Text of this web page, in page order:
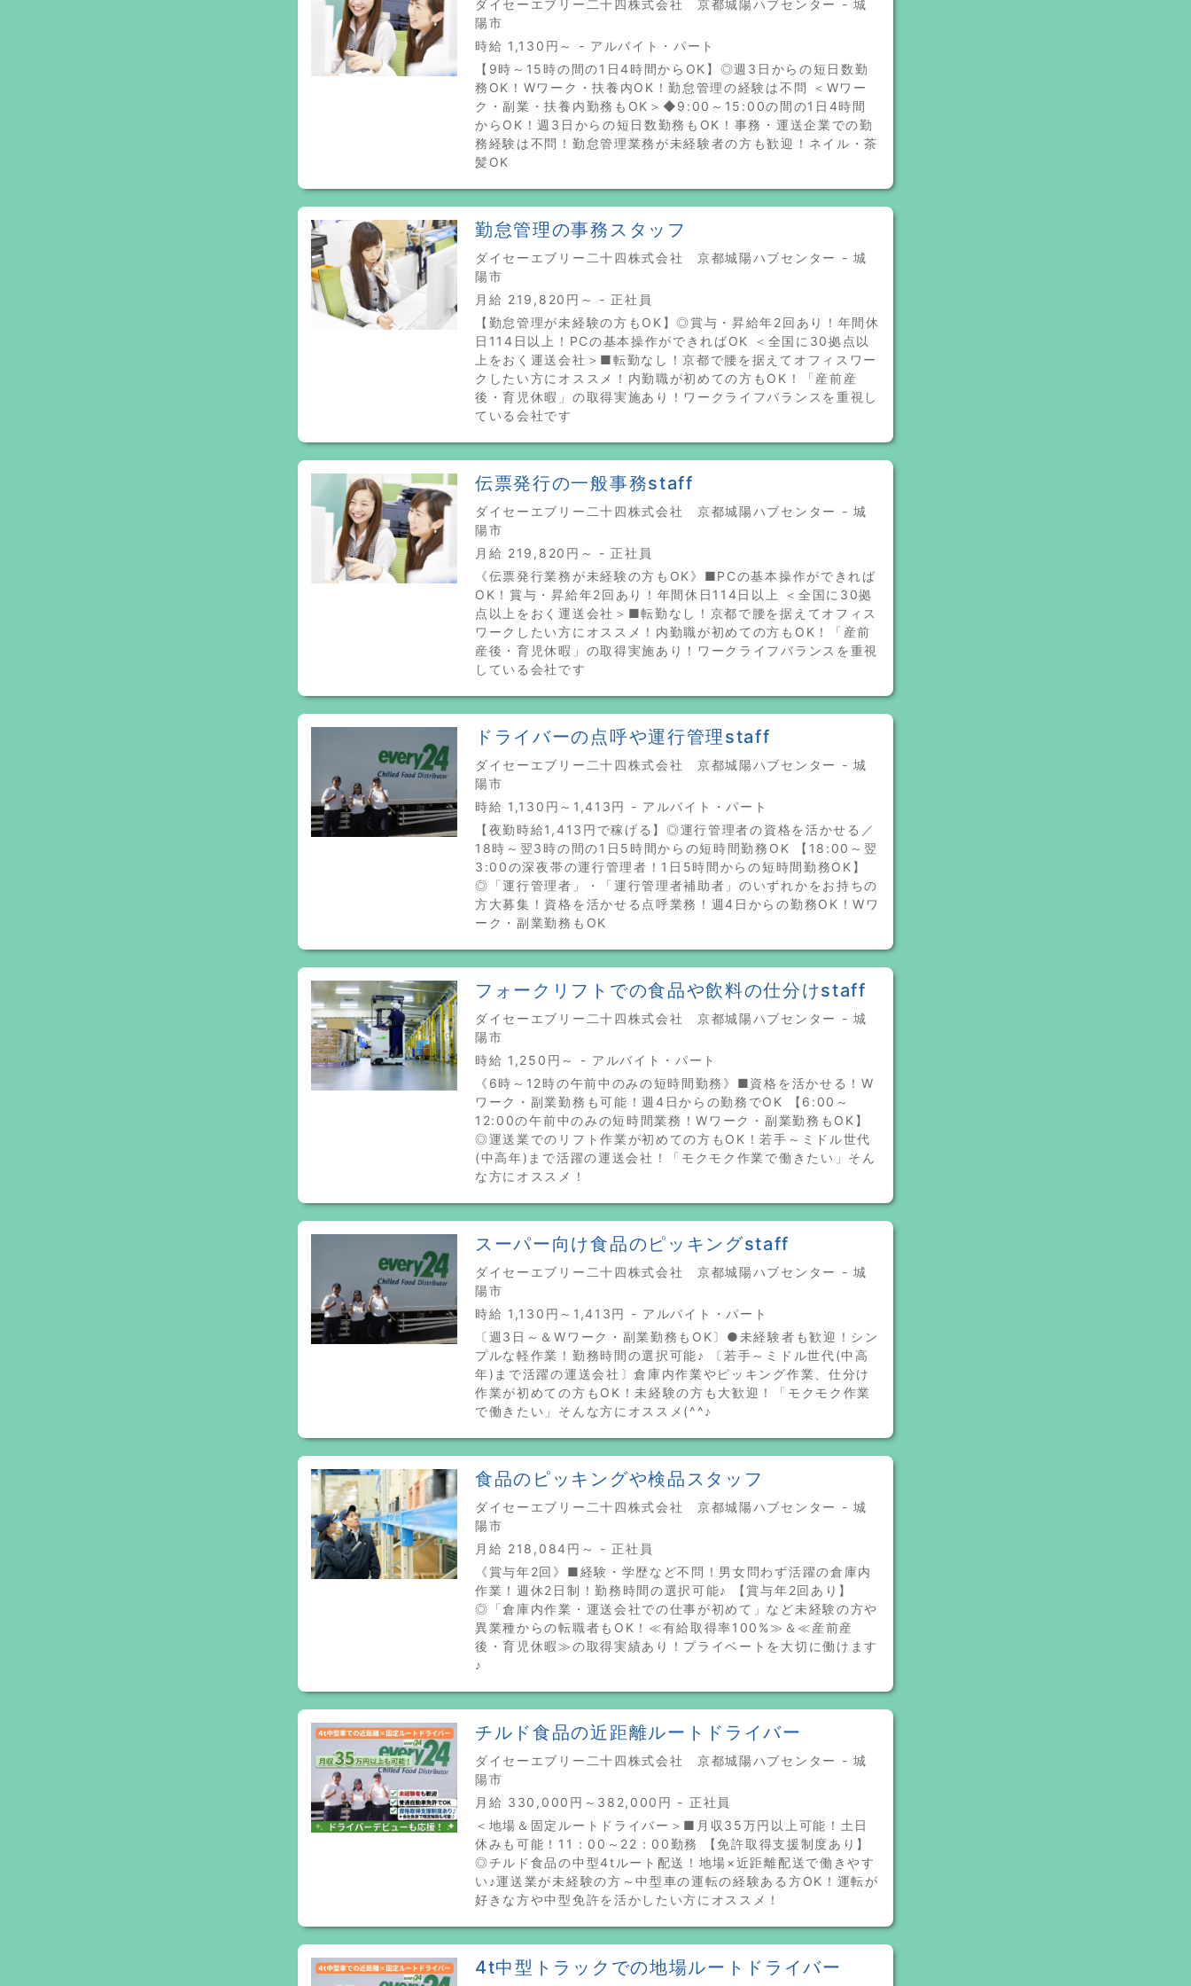
ダイセーエブリー二十四株式会社 京都城陽ハブセンター - 城
陽市
時給 1,130円～ - アルバイト・パート
【9時～15時の間の1日4時間からOK】◎週3日からの短日数勤
務OK！Wワーク・扶養内OK！勤怠管理の経験は不問 ＜Wワー
ク・副業・扶養内勤務もOK＞◆9:00～15:00の間の1日4時間
からOK！週3日からの短日数勤務もOK！事務・運送企業での勤
務経験は不問！勤怠管理業務が未経験者の方も歓迎！ネイル・茶
髪OK
勤怠管理の事務スタッフ
ダイセーエブリー二十四株式会社 京都城陽ハブセンター - 城
陽市
月給 219,820円～ - 正社員
【勤怠管理が未経験の方もOK】◎賞与・昇給年2回あり！年間休
日114日以上！PCの基本操作ができればOK ＜全国に30拠点以
上をおく運送会社＞■転勤なし！京都で腰を据えてオフィスワー
クしたい方にオススメ！内勤職が初めての方もOK！「産前産
後・育児休暇」の取得実施あり！ワークライフバランスを重視し
ている会社です
伝票発行の一般事務staff
ダイセーエブリー二十四株式会社 京都城陽ハブセンター - 城
陽市
月給 219,820円～ - 正社員
《伝票発行業務が未経験の方もOK》■PCの基本操作ができれば
OK！賞与・昇給年2回あり！年間休日114日以上 ＜全国に30拠
点以上をおく運送会社＞■転勤なし！京都で腰を据えてオフィス
ワークしたい方にオススメ！内勤職が初めての方もOK！「産前
産後・育児休暇」の取得実施あり！ワークライフバランスを重視
している会社です
ドライバーの点呼や運行管理staff
ダイセーエブリー二十四株式会社 京都城陽ハブセンター - 城
陽市
時給 1,130円～1,413円 - アルバイト・パート
【夜勤時給1,413円で稼げる】◎運行管理者の資格を活かせる／
18時～翌3時の間の1日5時間からの短時間勤務OK 【18:00～翌
3:00の深夜帯の運行管理者！1日5時間からの短時間勤務OK】
◎「運行管理者」・「運行管理者補助者」のいずれかをお持ちの
方大募集！資格を活かせる点呼業務！週4日からの勤務OK！Wワ
ーク・副業勤務もOK
フォークリフトでの食品や飲料の仕分けstaff
ダイセーエブリー二十四株式会社 京都城陽ハブセンター - 城
陽市
時給 1,250円～ - アルバイト・パート
《6時～12時の午前中のみの短時間勤務》■資格を活かせる！W
ワーク・副業勤務も可能！週4日からの勤務でOK 【6:00～
12:00の午前中のみの短時間業務！Wワーク・副業勤務もOK】
◎運送業でのリフト作業が初めての方もOK！若手～ミドル世代
(中高年)まで活躍の運送会社！「モクモク作業で働きたい」そん
な方にオススメ！
スーパー向け食品のピッキングstaff
ダイセーエブリー二十四株式会社 京都城陽ハブセンター - 城
陽市
時給 1,130円～1,413円 - アルバイト・パート
〔週3日～＆Wワーク・副業勤務もOK〕●未経験者も歓迎！シン
プルな軽作業！勤務時間の選択可能♪ 〔若手～ミドル世代(中高
年)まで活躍の運送会社〕倉庫内作業やピッキング作業、仕分け
作業が初めての方もOK！未経験の方も大歓迎！「モクモク作業
で働きたい」そんな方にオススメ(^^♪
食品のピッキングや検品スタッフ
ダイセーエブリー二十四株式会社 京都城陽ハブセンター - 城
陽市
月給 218,084円～ - 正社員
《賞与年2回》■経験・学歴など不問！男女問わず活躍の倉庫内
作業！週休2日制！勤務時間の選択可能♪ 【賞与年2回あり】
◎「倉庫内作業・運送会社での仕事が初めて」など未経験の方や
異業種からの転職者もOK！≪有給取得率100%≫＆≪産前産
後・育児休暇≫の取得実績あり！プライベートを大切に働けます
♪
チルド食品の近距離ルートドライバー
ダイセーエブリー二十四株式会社 京都城陽ハブセンター - 城
陽市
月給 330,000円～382,000円 - 正社員
＜地場＆固定ルートドライバー＞■月収35万円以上可能！土日
休みも可能！11：00～22：00勤務 【免許取得支援制度あり】
◎チルド食品の中型4tルート配送！地場×近距離配送で働きやす
い♪運送業が未経験の方～中型車の運転の経験ある方OK！運転が
好きな方や中型免許を活かしたい方にオススメ！
4t中型トラックでの地場ルートドライバー